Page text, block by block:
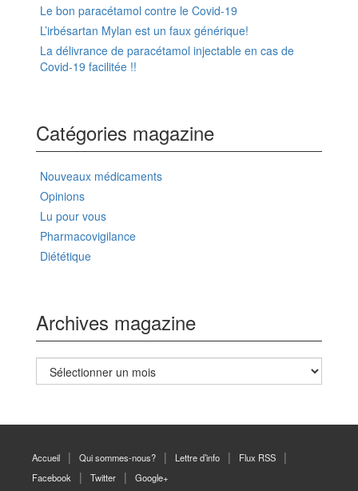
Le bon paracétamol contre le Covid-19
L’irbésartan Mylan est un faux générique!
La délivrance de paracétamol injectable en cas de
Covid-19 facilitée !!
Catégories magazine
Nouveaux médicaments
Opinions
Lu pour vous
Pharmacovigilance
Diététique
Archives magazine
Archives
magazine
Accueil Qui sommes-nous? Lettre d’info
Flux RSS
Facebook
Twitter Google+